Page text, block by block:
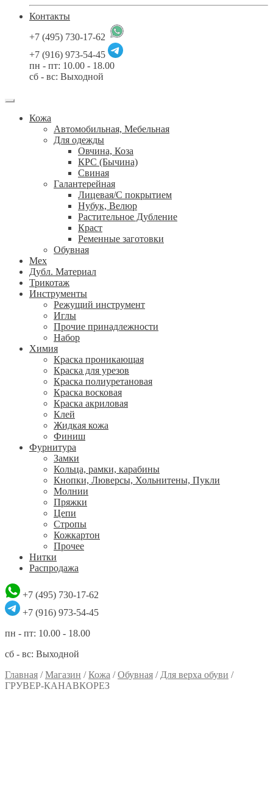
Контакты
+7 (495) 730-17-62
+7 (916) 973-54-45
пн - пт: 10.00 - 18.00
сб - вс: Выходной
Кожа
Автомобильная, Мебельная
Для одежды
Овчина, Коза
КРС (Бычина)
Свиная
Галантерейная
Лицевая/С покрытием
Нубук, Велюр
Растительное Дубление
Краст
Ременные заготовки
Обувная
Мех
Дубл. Материал
Трикотаж
Инструменты
Режущий инструмент
Иглы
Прочие принадлежности
Набор
Химия
Краска проникающая
Краска для урезов
Краска полиуретановая
Краска восковая
Краска акриловая
Клей
Жидкая кожа
Финиш
Фурнитура
Замки
Кольца, рамки, карабины
Кнопки, Люверсы, Хольнитены, Пукли
Молнии
Пряжки
Цепи
Стропы
Кожкартон
Прочее
Нитки
Распродажа
+7 (495) 730-17-62
+7 (916) 973-54-45
пн - пт: 10.00 - 18.00
сб - вс: Выходной
Главная /Магазин /Кожа /Обувная / Для верха обуви /
ГРУВЕР-КАНАВКОРЕЗ